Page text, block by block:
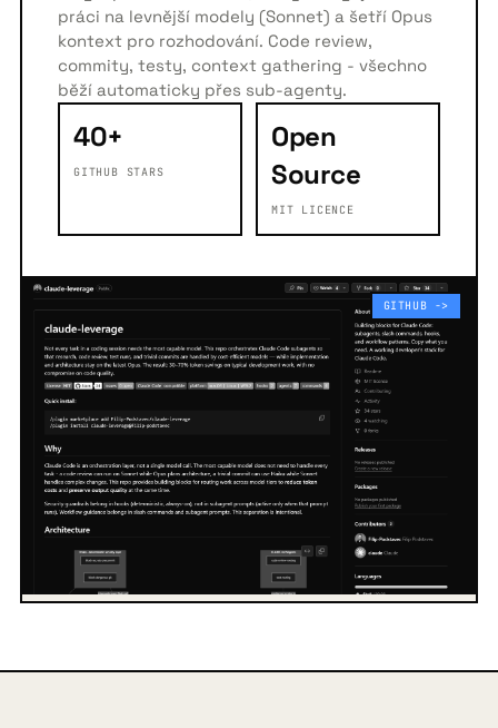
práci na levnější modely (Sonnet) a šetří Opus
kontext pro rozhodování. Code review,
commity, testy, context gathering - všechno
běží automaticky přes sub-agenty.
40+
GITHUB STARS
Open
Source
MIT LICENCE
GITHUB ->